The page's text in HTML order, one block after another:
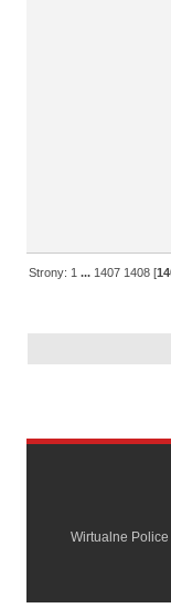
Strony: 1 ... 1407 1408 [
Wirtualne